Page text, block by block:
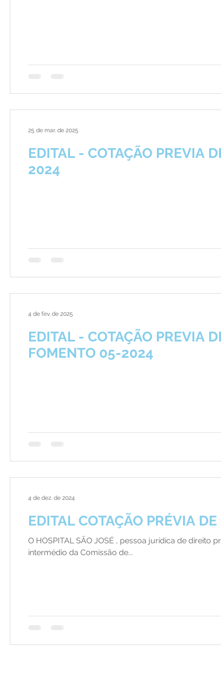
EDITAL - COTAÇÃO PREVIA
2024
25 de mar. de 2025
EDITAL - COTAÇÃO PREVIA
FOMENTO 05-2024
4 de fev. de 2025
EDITAL COTAÇÃO PRÉVIA
O HOSPITAL SÃO JOSÉ , pessoa jurídica de direito
intermédio da Comissão de...
4 de dez. de 2024